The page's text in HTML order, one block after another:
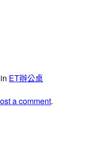
in ET辦公桌
a comment.